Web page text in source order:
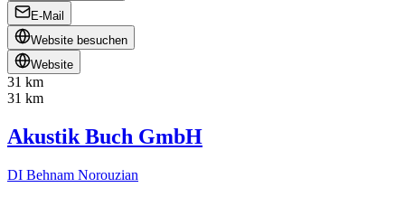
E-Mail
Website besuchen
Website
31 km
31 km
Akustik Buch GmbH
DI Behnam Norouzian